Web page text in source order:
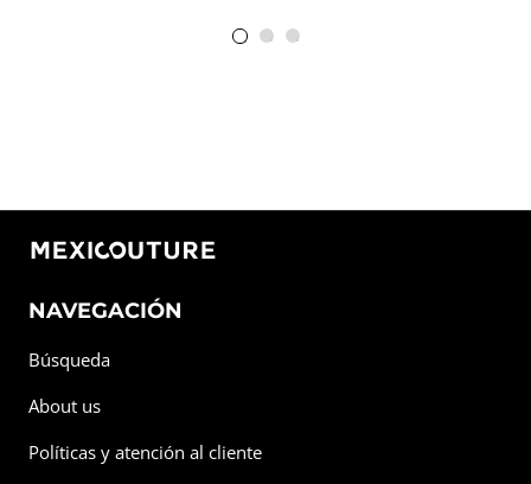
NAVEGACIÓN
Búsqueda
About us
Políticas y atención al cliente